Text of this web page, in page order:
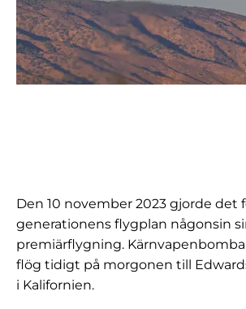
Den 10 november 2023 gjorde det
generationens flygplan någonsin
premiärflygning.
flög tidigt på morgonen till
i Kalifornien.